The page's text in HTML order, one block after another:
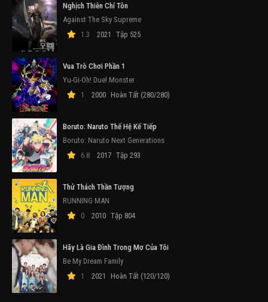
Nghịch Thiên Chí Tôn
Against The Sky Supreme
1.3
2021 Tập 525
Vua Trò Chơi Phần 1
Yu-Gi-Oh! Duel Monster
1
2000 Hoàn Tất (280/280)
Boruto: Naruto Thế Hệ Kế Tiếp
Boruto: Naruto Next Generations
6.8
2017 Tập 293
Thử Thách Thần Tượng
RUNNING MAN
0
2010 Tập 804
Hãy Là Gia Đình Trong Mơ Của Tôi
Be My Dream Family
1
2021 Hoàn Tất (120/120)